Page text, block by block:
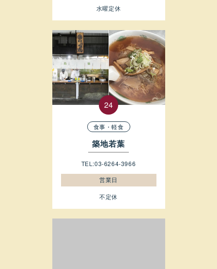
水曜定休
食事・軽食
築地若葉
TEL:03-6264-3966
営業日
不定休